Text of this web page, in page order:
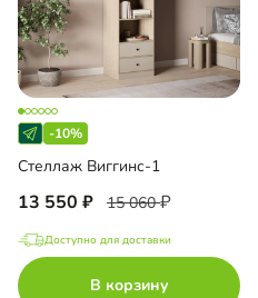
-10%
Стеллаж Виггинс-1
13 550 15 060
Доступно для доставки
В корзину